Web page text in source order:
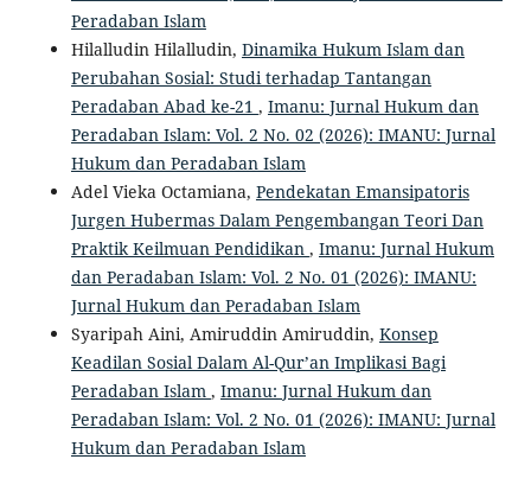
Peradaban Islam
Hilalludin Hilalludin, Dinamika Hukum Islam dan
Perubahan Sosial: Studi terhadap Tantangan
Peradaban Abad ke-21 , Imanu: Jurnal Hukum dan
Peradaban Islam: Vol. 2 No. 02 (2026): IMANU: Jurnal
Hukum dan Peradaban Islam
Adel Vieka Octamiana, Pendekatan Emansipatoris
Jurgen Hubermas Dalam Pengembangan Teori Dan
Praktik Keilmuan Pendidikan , Imanu: Jurnal Hukum
dan Peradaban Islam: Vol. 2 No. 01 (2026): IMANU:
Jurnal Hukum dan Peradaban Islam
Syaripah Aini, Amiruddin Amiruddin, Konsep
Keadilan Sosial Dalam Al-Qur’an Implikasi Bagi
Peradaban Islam , Imanu: Jurnal Hukum dan
Peradaban Islam: Vol. 2 No. 01 (2026): IMANU: Jurnal
Hukum dan Peradaban Islam